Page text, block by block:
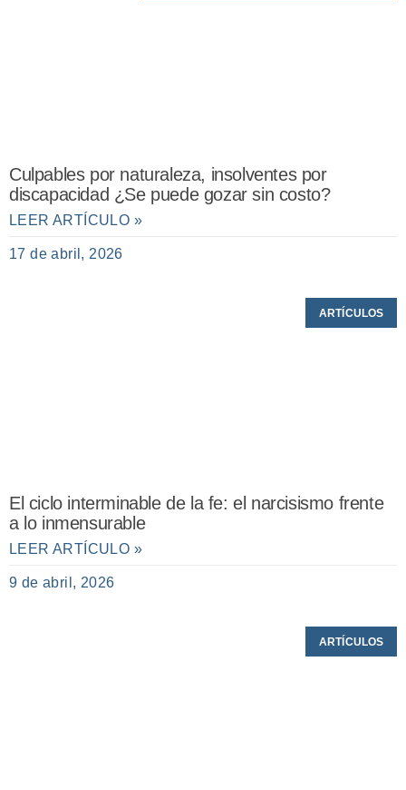
Culpables por naturaleza, insolventes por
discapacidad ¿Se puede gozar sin costo?
LEER ARTÍCULO »
17 de abril, 2026
ARTÍCULOS
El ciclo interminable de la fe: el narcisismo frente
a lo inmensurable
LEER ARTÍCULO »
9 de abril, 2026
ARTÍCULOS